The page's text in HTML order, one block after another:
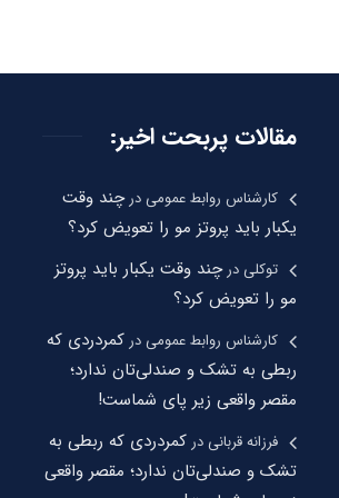
مقالات پربحت اخیر:
کارشناس روابط عمومیدرچند وقت
یکبار باید پروتز مو را تعویض کرد؟
توکلیدرچند وقت یکبار باید پروتز
مو را تعویض کرد؟
کارشناس روابط عمومیدر کمردردی که
ربطی به تشک و صندلی‌تان ندارد؛
مقصر واقعی زیر پای شماست!
فرزانه قربانیدر کمردردی که ربطی به
تشک و صندلی‌تان ندارد؛ مقصر واقعی